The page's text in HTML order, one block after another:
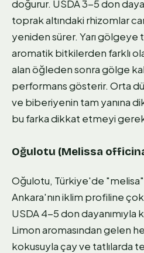
doğurur. USDA 3-5 don
toprak altındaki rhizomlar
yeniden sürer. Yarı gölgeye
aromatik bitkilerden farklı
alan öğleden sonra gölge
performans gösterir. Orta
ve biberiyenin tam yanına
bu farka dikkat etmeyi
Oğulotu (Melissa
Oğulotu, Türkiye'de "melisa"
Ankara'nın iklim profiline çok
USDA 4-5 don dayanımıyla
Limon aromasından gelen
kokusuyla çay ve tatlılarda